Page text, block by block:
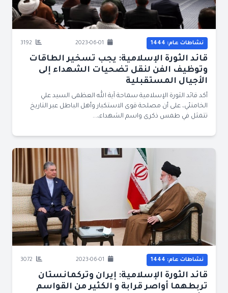
نشاطات عام: 1444
قائد الثورة الإسلامية: يجب تسخير الطاقات
وتوظيف الفن لنقل تضحيات الشهداء إلى
الأجيال المستقبلية
أكد قائد الثورة الإسلامية سماحة آية الله العظمى السيد علي
الخامنئي، على أن مصلحة قوى الاستكبار وأهل الباطل عبر التاريخ
تتمثل في طمس ذكرى واسم الشهداء،...
نشاطات عام: 1444
قائد الثورة الإسلامية: إيران وتركمانستان
تربطهما أواصر قرابة و الكثير من القواسم